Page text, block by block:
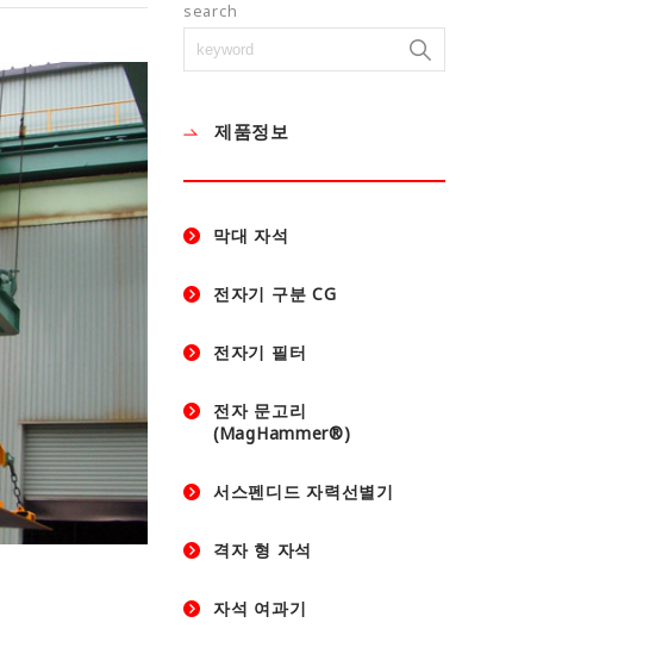
search
제품정보
막대 자석
전자기 구분 CG
전자기 필터
전자 문고리
(MagHammer®)
서스펜디드 자력선별기
격자 형 자석
자석 여과기